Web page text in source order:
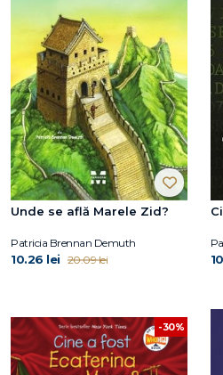
Unde se află Marele Zid?
Patricia Brennan Demuth
10.26 lei 20.09 lei
-30%